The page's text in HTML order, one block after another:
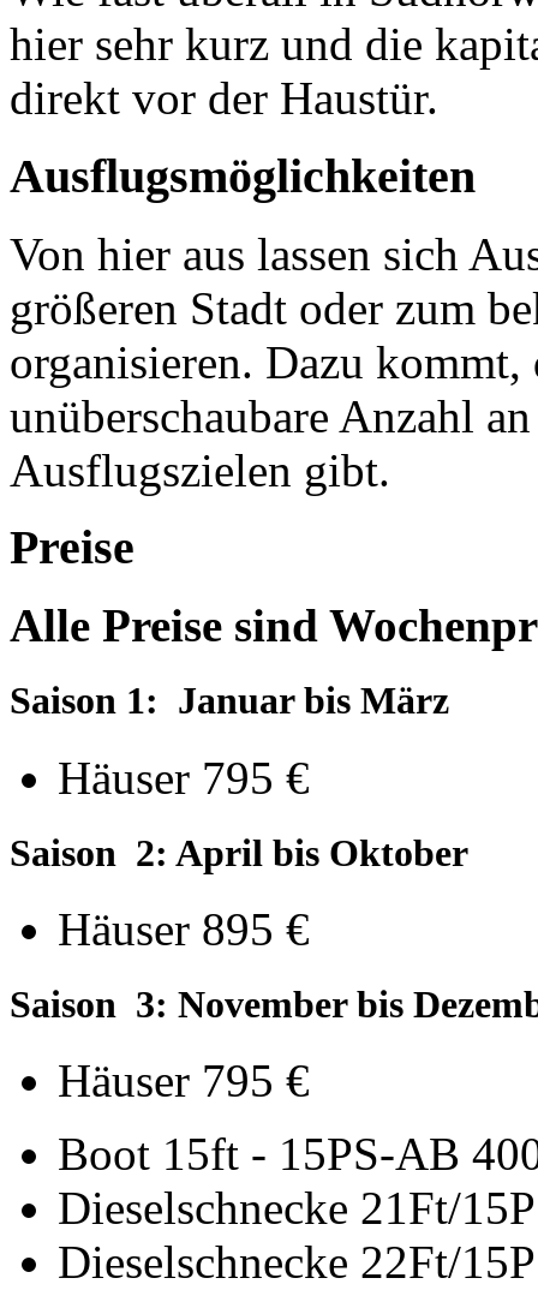
hier sehr kurz und die
direkt vor der Haustür.
Ausflugsmöglichkeiten
Von hier aus lassen sich
größeren Stadt oder zum
organisieren. Dazu kommt,
unüberschaubare Anzahl
Ausflugszielen gibt.
Preise
Alle Preise sind
Saison 1: Januar bis März
Häuser 795 €
Saison 2: April bis Oktober
Häuser 895 €
Saison 3: November bis
Häuser 795 €
Boot 15ft - 15PS-AB
Dieselschnecke 21Ft/
Dieselschnecke 22Ft/